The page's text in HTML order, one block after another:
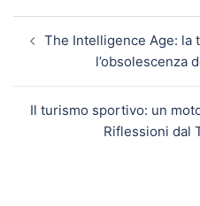
The Intelligence Age: la
l’obsolescenza
Il turismo sportivo: un
Riflessioni dal